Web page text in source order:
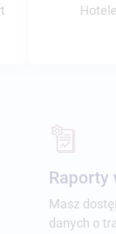
Hotele
Raporty
Masz
danych o